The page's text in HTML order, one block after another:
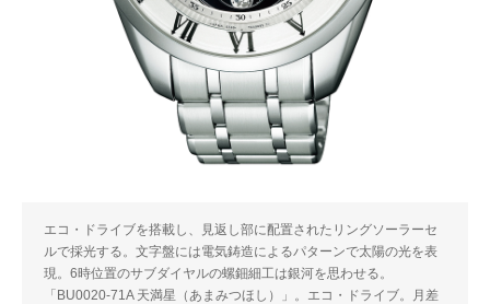
エコ・ドライブを搭載し、見返し部に配置されたリングソーラーセ
ルで採光する。文字盤には電気鋳造によるパターンで太陽の光を表
現。6時位置のサブダイヤルの螺鈿細工は銀河を思わせる。
「BU0020-71A 天満星（あまみつほし）」。エコ・ドライブ。月差